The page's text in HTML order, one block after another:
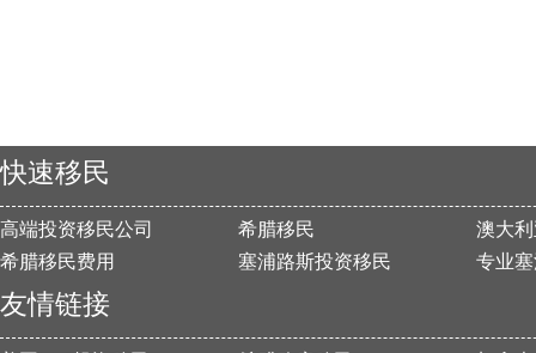
快速移民
高端投资移民公司 希腊移民
澳大
希腊移民费用
塞浦路斯投资移民 专业
友情链接